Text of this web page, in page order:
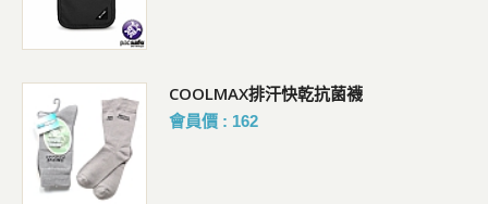
COOLMAX排汗快乾抗菌襪
會員價 : 162